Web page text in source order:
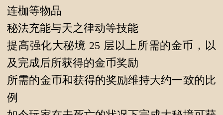
连枷等物品
秘法充能与天之律动等技能
提高强化大秘境 25 层以上所需的金币，以
及完成后所获得的金币奖励
所需的金币和获得的奖励维持大约一致的比
例